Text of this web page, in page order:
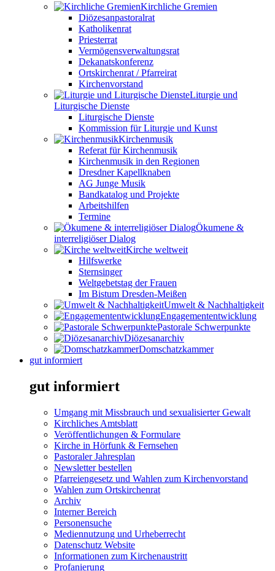
Kirchliche Gremien
Diözesanpastoralrat
Katholikenrat
Priesterrat
Vermögensverwaltungsrat
Dekanatskonferenz
Ortskirchenrat / Pfarreirat
Kirchenvorstand
Liturgie und
Liturgische Dienste
Liturgische Dienste
Kommission für Liturgie und Kunst
Kirchenmusik
Referat für Kirchenmusik
Kirchenmusik in den Regionen
Dresdner Kapellknaben
AG Junge Musik
Bandkatalog und Projekte
Arbeitshilfen
Termine
Ökumene &
interreligiöser Dialog
Kirche weltweit
Hilfswerke
Sternsinger
Weltgebetstag der Frauen
Im Bistum Dresden-Meißen
Umwelt & Nachhaltigkeit
Engagemententwicklung
Pastorale Schwerpunkte
Diözesanarchiv
Domschatzkammer
gut informiert
gut informiert
Umgang mit Missbrauch und sexualisierter Gewalt
Kirchliches Amtsblatt
Veröffentlichungen & Formulare
Kirche in Hörfunk & Fernsehen
Pastoraler Jahresplan
Newsletter bestellen
Pfarreiengesetz und Wahlen zum Kirchenvorstand
Wahlen zum Ortskirchenrat
Archiv
Interner Bereich
Personensuche
Mediennutzung und Urheberrecht
Datenschutz Website
Informationen zum Kirchenaustritt
Profanierung